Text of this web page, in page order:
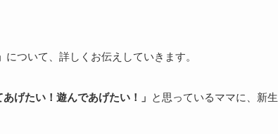
」 について、詳しくお伝えしていきます。
げたい！遊んであげたい！」 と思っているママに、新生